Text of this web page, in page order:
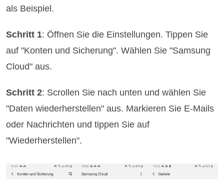
als Beispiel.
Schritt 1: Öffnen Sie die Einstellungen. Tippen Sie
auf "Konten und Sicherung". Wählen Sie "Samsung
Cloud" aus.
Schritt 2: Scrollen Sie nach unten und wählen Sie
"Daten wiederherstellen" aus. Markieren Sie E-Mails
oder Nachrichten und tippen Sie auf
"Wiederherstellen".